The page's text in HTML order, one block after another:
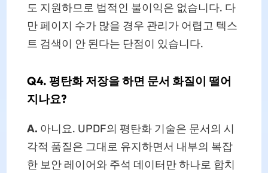
도 지원하므로 법적인 불이익은 없습니다. 다
만 페이지 수가 많을 경우 관리가 어렵고 텍스
트 검색이 안 된다는 단점이 있습니다.
Q4. 평탄화 저장을 하면 문서 화질이 떨어
지나요?
A. 아니요. UPDF의 평탄화 기술은 문서의 시
각적 품질은 그대로 유지하면서 내부의 복잡
한 보안 레이어와 주석 데이터만 하나로 합치